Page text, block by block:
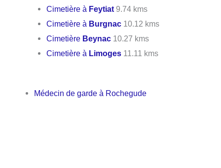
Cimetière à Feytiat 9.74 kms
Cimetière à Burgnac 10.12 kms
Cimetière Beynac 10.27 kms
Cimetière à Limoges 11.11 kms
Médecin de garde à Rochegude